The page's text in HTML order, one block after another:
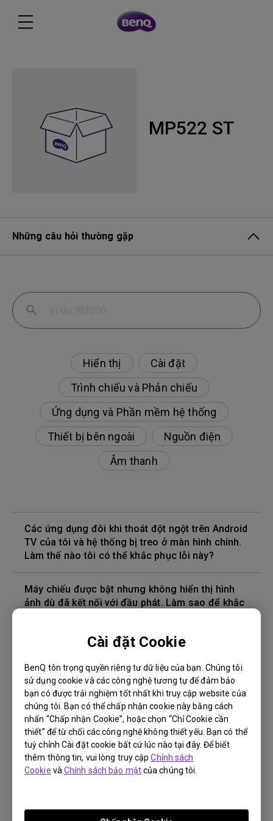
Cài đặt Cookie
BenQ tôn trọng quyền riêng tư dữ liệu của bạn. Chúng tôi
sử dụng cookie và các công nghệ tương tự để đảm bảo
bạn có được trải nghiệm tốt nhất khi truy cập website của
chúng tôi. Bạn có thể chấp nhận cookie này bằng cách
nhấn “Chấp nhận Cookie”, hoặc chọn “Chỉ Cookie cần
thiết” để từ chối các công nghệ không thiết yếu. Bạn có thể
tuỳ chỉnh Cài đặt cookie bất cứ lúc nào tại đây. Để biết
thêm thông tin, vui lòng truy cậpChính sách
Cookie vàChính sách bảo mậtcủa chúng tôi.
MP522 ST
Những câu hỏi thường gặp
Hiển thị
Cài đặt
Trình chiếu và Phản chiếu
Ứng dụng và Phần mềm hệ thống
Thiết bị bên ngoài
Nguồn điện
Âm thanh
Các ứng dụng đôi khi thoát đột ngột trên Android
TV của tôi và hệ thống bị treo ở màn hình chính.
Làm thế nào tôi có thể khắc phục lỗi này?
Máy chiếu được bật nhưng không hiển thị hình
ảnh dù đã kết nối với đầu phát. Làm sao để khắc
Phiên bản cáp HDMI nào tương thích với 4K HDR?
Độ sâu của màu trong menu OSD không chính
xác, làm cách nào để khắc phục điều này?
Làm cách nào để thay bóng đèn máy chiếu và
đặt lại bộ hẹn giờ của bóng đèn?
Máy chiếu bị nóng ở chế độ chờ standby. Làm